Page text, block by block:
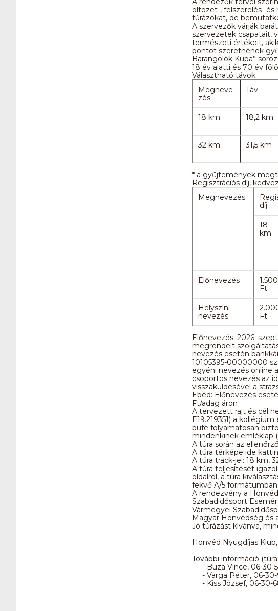
öltözet-, felszerelés-
túrázókat, de
A szervezők várják
szervezetek csapatait,
természeti értékeit,
pontot szeretnének
Barangolók Kupa”
18 év alatti és 70 év
Választható távok:
Megneve
zés
Táv
18 km 18,2 km
32 km 31,5 km
* a gyűjtemények
Regisztrációs díj,
Megnevezés
díj
18
km
Előnevezés
1.500
Ft
Helyszíni
nevezés
Ft
Előnevezés: 2026.
megrendelt
nevezés esetén
10105395-00000000
egyéni nevezés online
csoportos nevezés az
visszaküldésével a
Ebéd: Előnevezés
Ft/adag áron
A tervezett rajt és cél
E19.219351) a
büfé folyamatosan
mindenkinek emléklap
A túra során az
A túra térképe ide
A túra track-jei: 18 km,
A túra teljesítését
oldalról, a túra
fekvő A/5 formátumban.
A rendezvény a
Szabadidősport
Vármegyei
Magyar Honvédség és
Jó túrázást kívánva,
Honvéd Nyugdíjas
További információ
- Buza Vince, 06-30-
- Varga Péter, 06-30-
- Kiss József, 06-30-